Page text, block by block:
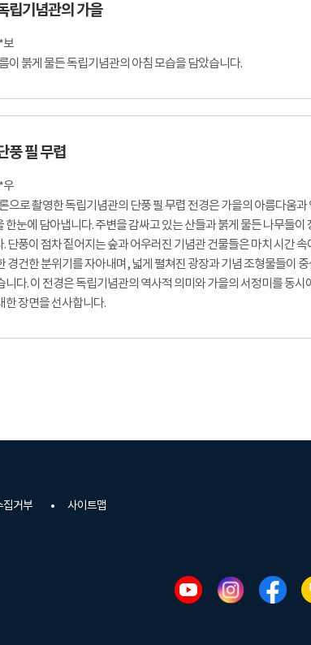
립기념관의 가을
보
이 붉게 물든 독립기념관의 아침 모습을 담았습니다.
풍 필 무렵
우
으로 촬영한 독립기념관의 단풍 필 무렵 전경은 가을의 아름다움과
한눈에 담아냅니다. 주변을 감싸고 있는 산들과 붉게 물든 나무들이
단풍이 점차 짙어지는 숲과 어우러진 기념관 건물들은 마치 시간 속
경건한 분위기를 자아내며, 넓게 펼쳐진 광장과 기념 조형물들이 중
니다. 이 전경은 독립기념관의 역사적 의미와 가을의 서정미를 동시
한 장면을 선사합니다.
집거부 사이트맵